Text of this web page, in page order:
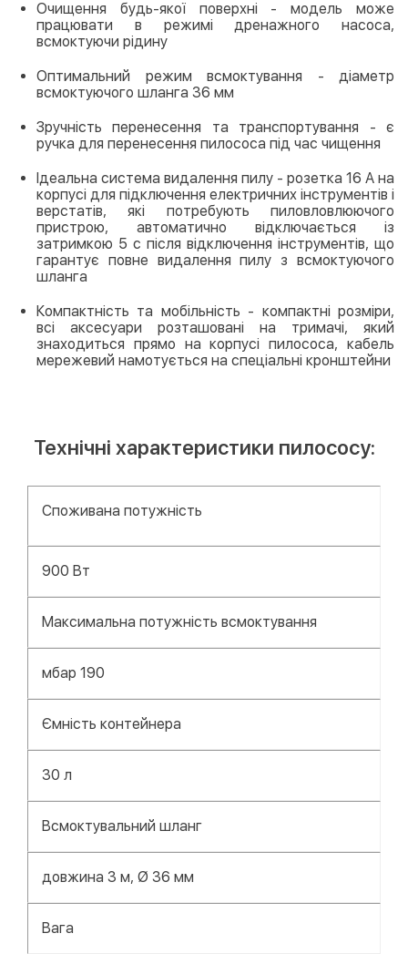
Очищення будь-якої поверхні - модель може
працювати в режимі дренажного насоса,
всмоктуючи рідину
Оптимальний режим всмоктування - діаметр
всмоктуючого шланга 36 мм
Зручність перенесення та транспортування - є
ручка для перенесення пилососа під час чищення
Ідеальна система видалення пилу - розетка 16 А на
корпусі для підключення електричних інструментів і
верстатів, які потребують пиловловлюючого
пристрою, автоматично відключається із
затримкою 5 с після відключення інструментів, що
гарантує повне видалення пилу з всмоктуючого
шланга
Компактність та мобільність - компактні розміри,
всі аксесуари розташовані на тримачі, який
знаходиться прямо на корпусі пилососа, кабель
мережевий намотується на спеціальні кронштейни
Технічні характеристики пилососу:
Споживана потужність
900 Вт
Максимальна потужність всмоктування
мбар 190
Ємність контейнера
30 л
Всмоктувальний шланг
довжина 3 м, Ø 36 мм
Вага